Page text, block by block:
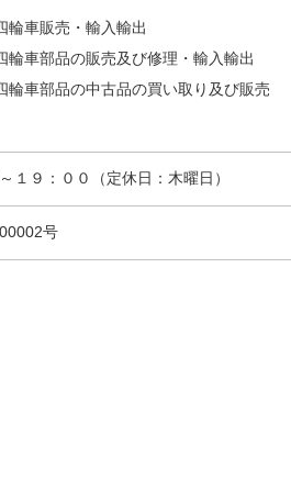
輪車販売・輸入輸出
輪車部品の販売及び修理・輸入輸出
輪車部品の中古品の買い取り及び販売
１９：００（定休日：木曜日）
号